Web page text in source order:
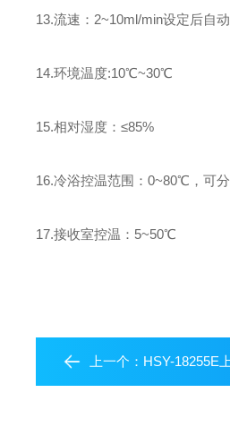
13.流速：2~10ml/min设定
14.环境温度:10℃~30℃
15.相对湿度：≤85%
16.冷浴控温范围：0~80℃，可
17.接收室控温：5~50℃
上一个： HSY-18255E